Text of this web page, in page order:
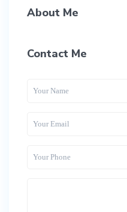
About Me
Contact Me